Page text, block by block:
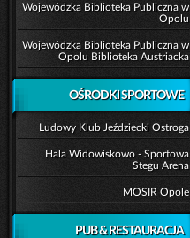
Wojewódzka Biblioteka Publiczna w
Opolu
Wojewódzka Biblioteka Publiczna w
Opolu Biblioteka Austriacka
OŚRODKI SPORTOWE
Ludowy Klub Jeździecki Ostroga
Hala Widowiskowo - Sportowa
Stegu Arena
MOSIR Opole
PUB & RESTAURACJA